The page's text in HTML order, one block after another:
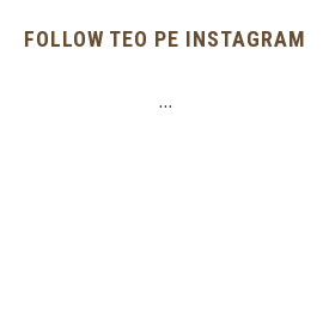
FOLLOW TEO PE INSTAGRAM
…